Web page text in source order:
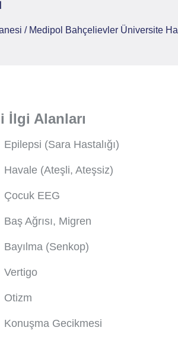
/ Medipol Bahçelievler Üniversite
İlgi Alanları
Epilepsi (Sara Hastalığı)
Havale (Ateşli, Ateşsiz)
Çocuk EEG
Baş Ağrısı, Migren
Bayılma (Senkop)
Vertigo
Otizm
Konuşma Gecikmesi